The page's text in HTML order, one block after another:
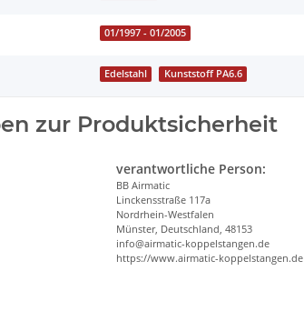
01/1997 - 01/2005
Edelstahl Kunststoff PA6.6
zur Produktsicherheit
verantwortliche Person:
BB Airmatic
Linckensstraße 117a
Nordrhein-Westfalen
Münster, Deutschland, 48153
info@airmatic-koppelstangen.de
https://www.airmatic-koppelstangen.de